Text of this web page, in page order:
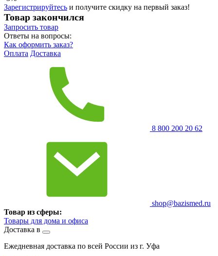
Зарегистрируйтесь и получите скидку на первый заказ!
Товар закончился
Запросить товар
Ответы на вопросы:
Как оформить заказ?
Оплата Доставка
8 800 200 20 62
shop@bazismed.ru
Товар из сферы:
Товары для дома и офиса
Доставка в
Ежедневная доставка по всей России из г. Уфа